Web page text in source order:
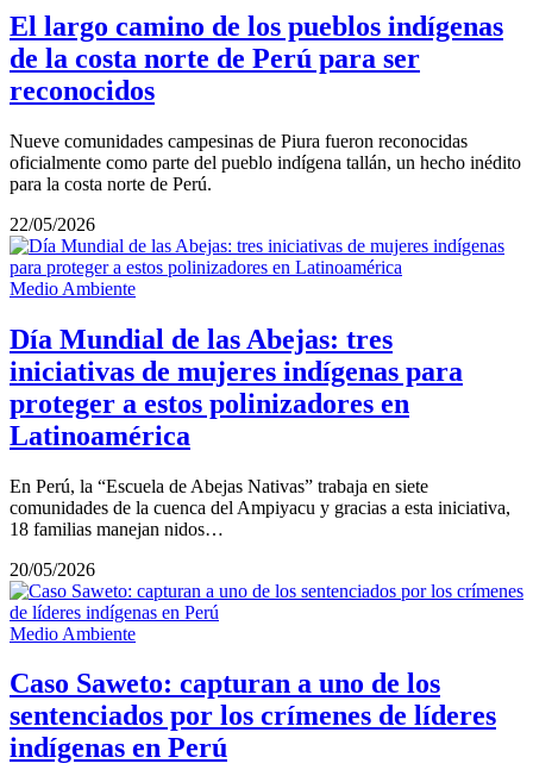
El largo camino de los pueblos indígenas
de la costa norte de Perú para ser
reconocidos
Nueve comunidades campesinas de Piura fueron reconocidas
oficialmente como parte del pueblo indígena tallán, un hecho inédito
para la costa norte de Perú.
22/05/2026
Medio Ambiente
Día Mundial de las Abejas: tres
iniciativas de mujeres indígenas para
proteger a estos polinizadores en
Latinoamérica
En Perú, la “Escuela de Abejas Nativas” trabaja en siete
comunidades de la cuenca del Ampiyacu y gracias a esta iniciativa,
18 familias manejan nidos…
20/05/2026
Medio Ambiente
Caso Saweto: capturan a uno de los
sentenciados por los crímenes de líderes
indígenas en Perú